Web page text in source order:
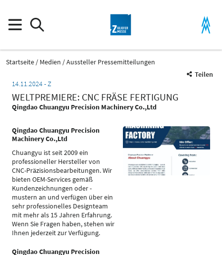
Startseite Medien
Aussteller Pressemitteilungen
Teilen
14.11.2024 Z
WELTPREMIERE: CNC FRÄSE FERTIGUNG
Qingdao Chuangyu Precision Machinery Co.,Ltd
Qingdao Chuangyu Precision
Machinery Co.,Ltd
Chuangyu ist seit 2009 ein
professioneller Hersteller von
CNC-Präzisionsbearbeitungen. Wir
bieten OEM-Services gemäß
Kundenzeichnungen oder -
mustern an und verfügen über ein
sehr professionelles Designteam
mit mehr als 15 Jahren Erfahrung.
Wenn Sie Fragen haben, stehen wir
Ihnen jederzeit zur Verfügung.
Qingdao Chuangyu Precision